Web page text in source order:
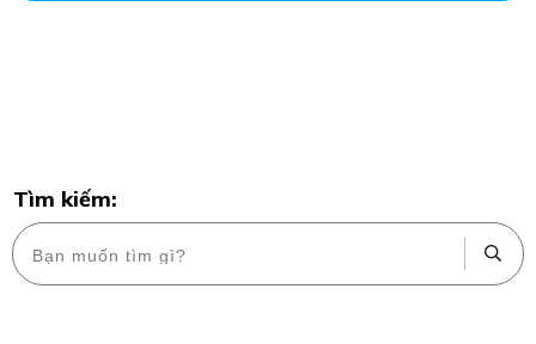
Tìm kiếm: